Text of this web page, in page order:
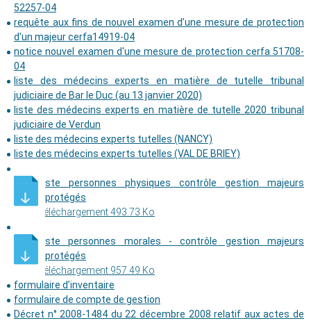
52257-04
requête aux fins de nouvel examen d’une mesure de protection
d'un majeur cerfa14919-04
notice nouvel examen d'une mesure de protection cerfa 51708-
04
liste des médecins experts en matière de tutelle tribunal
judiciaire de Bar le Duc (au 13 janvier 2020)
liste des médecins experts en matière de tutelle 2020 tribunal
judiciaire de Verdun
liste des médecins experts tutelles (NANCY)
liste des médecins experts tutelles (VAL DE BRIEY)
Liste personnes physiques contrôle gestion majeurs
protégés
Téléchargement 493.73 Ko
Liste personnes morales - contrôle gestion majeurs
protégés
Téléchargement 957.49 Ko
formulaire d’inventaire
formulaire de compte de gestion
Décret n° 2008-1484 du 22 décembre 2008 relatif aux actes de